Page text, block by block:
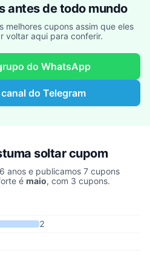
antes de todo mundo
melhores cupons assim que eles
voltar aqui para conferir.
do WhatsApp
do Telegram
soltar cupom
anos e publicamos 7 cupons
é maio, com 3 cupons.
por mês, somando os últimos 6
2